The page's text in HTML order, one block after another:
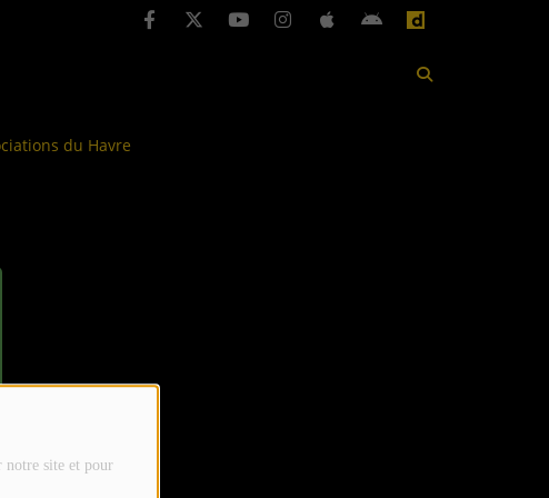
notre site et pour
du Havre